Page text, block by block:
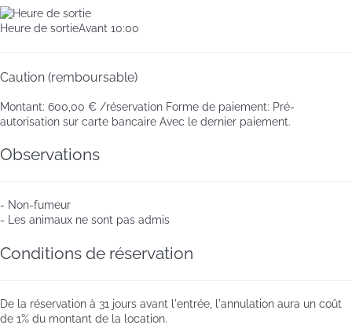
Heure de sortieAvant 10:00
Caution (remboursable)
Montant: 600,00 € /réservation Forme de paiement: Pré-
autorisation sur carte bancaire Avec le dernier paiement.
Observations
- Non-fumeur
- Les animaux ne sont pas admis
Conditions de réservation
De la réservation à 31 jours avant l'entrée, l'annulation aura un coût
de 1% du montant de la location.